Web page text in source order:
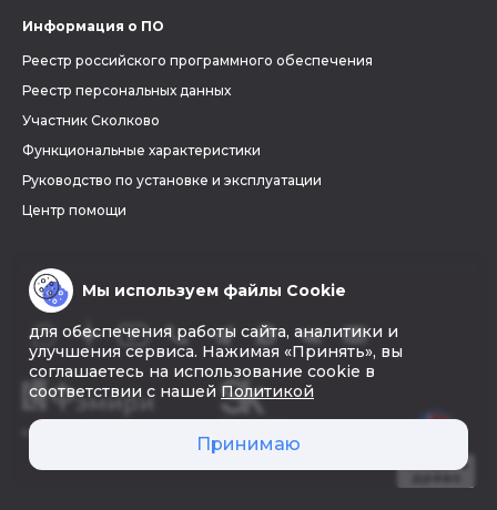
Информация о ПО
Реестр российского программного обеспечения
Реестр персональных данных
Участник Сколково
Функциональные характеристики
Руководство по установке и эксплуатации
Центр помощи
© 2026 «Фэмири»
Мы используем файлы Cookie
для обеспечения работы сайта, аналитики и
улучшения сервиса. Нажимая «Принять», вы
соглашаетесь на использование cookie в
соответствии с нашей Политикой
Принимаю
Создать